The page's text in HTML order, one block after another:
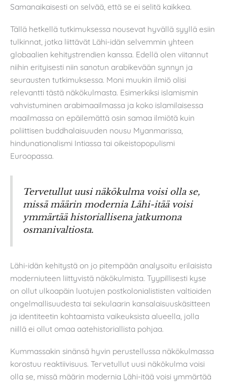
Samanaikaisesti on selvää, että se ei selitä kaikkea.
Tällä hetkellä tutkimuksessa nousevat hyvällä syyllä esiin
tulkinnat, jotka liittävät Lähi-idän selvemmin yhteen
globaalien kehitystrendien kanssa. Edellä olen viitannut
niihin erityisesti niin sanotun arabikevään synnyn ja
seurausten tutkimuksessa. Moni muukin ilmiö olisi
relevantti tästä näkökulmasta. Esimerkiksi islamismin
vahvistuminen arabimaailmassa ja koko islamilaisessa
maailmassa on epäilemättä osin samaa ilmiötä kuin
poliittisen buddhalaisuuden nousu Myanmarissa,
hindunationalismi Intiassa tai oikeistopopulismi
Euroopassa.
Tervetullut uusi näkökulma voisi olla se,
missä määrin modernia Lähi-itää voisi
ymmärtää historiallisena jatkumona
osmanivaltiosta.
Lähi-idän kehitystä on jo pitempään analysoitu erilaisista
moderniuteen liittyvistä näkökulmista. Tyypillisesti kyse
on ollut ulkoapäin luotujen postkolonialististen valtioiden
ongelmallisuudesta tai sekulaarin kansalaisuuskäsitteen
ja identiteetin kohtaamista vaikeuksista alueella, jolla
niillä ei ollut omaa aatehistoriallista pohjaa.
Kummassakin sinänsä hyvin perustellussa näkökulmassa
korostuu reaktiivisuus. Tervetullut uusi näkökulma voisi
olla se, missä määrin modernia Lähi-itää voisi ymmärtää